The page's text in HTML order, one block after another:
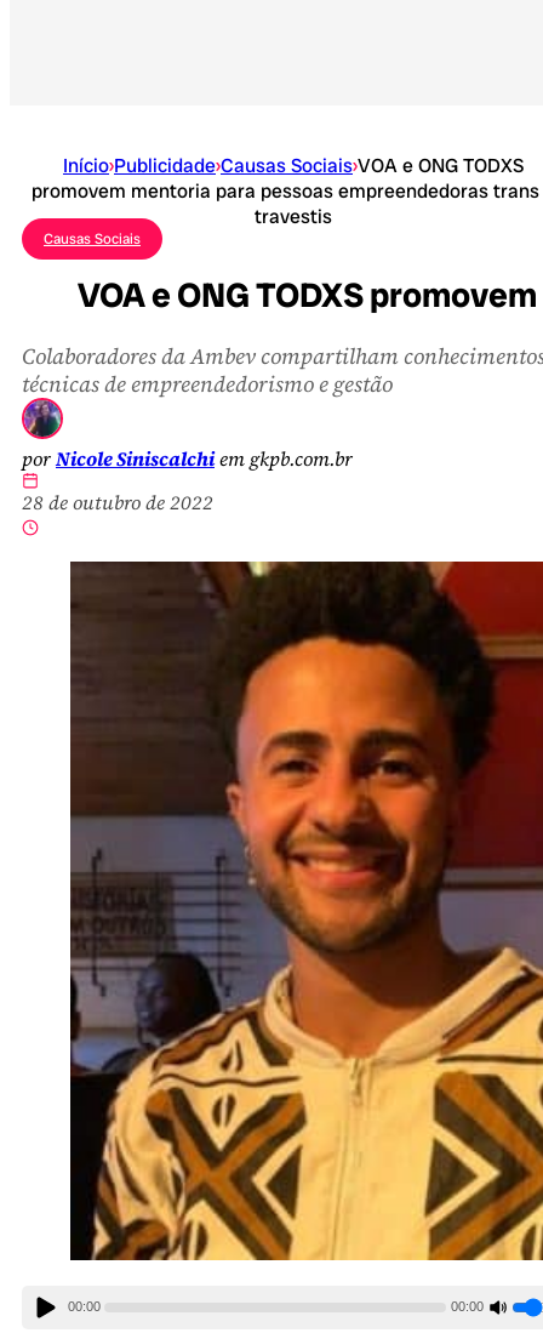
Início›Publicidade›Causas Sociais›VOA e ONG TODXS
promovem mentoria para pessoas empreendedoras trans
travestis
Causas Sociais
VOA e ONG TODXS
Colaboradores da Ambev compartilham
técnicas de empreendedorismo e gestão
porNicole Siniscalchiem gkpb.com.br
28 de outubro de 2022
00:00 00:00